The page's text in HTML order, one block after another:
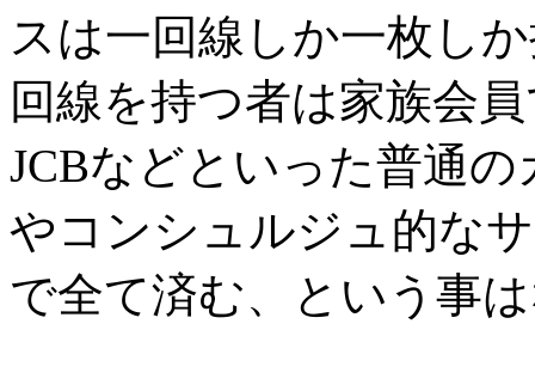
スは一回線しか一枚し
回線を持つ者は家族会
JCBなどといった普通
やコンシュルジュ的な
で全て済む、という事